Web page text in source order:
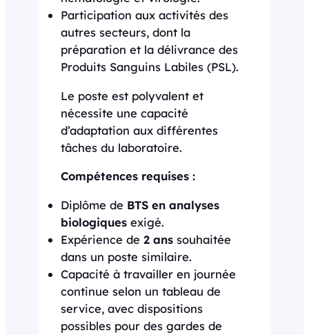
Participation aux activités des
autres secteurs, dont la
préparation et la délivrance des
Produits Sanguins Labiles (PSL).
Le poste est polyvalent et
nécessite une capacité
d’adaptation aux différentes
tâches du laboratoire.
Compétences requises :
Diplôme de BTS en analyses
biologiques exigé.
Expérience de 2 ans souhaitée
dans un poste similaire.
Capacité à travailler en journée
continue selon un tableau de
service, avec dispositions
possibles pour des gardes de